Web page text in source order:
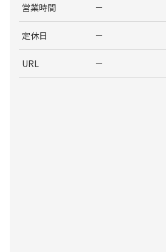
営業時間 －
定休日 －
URL －